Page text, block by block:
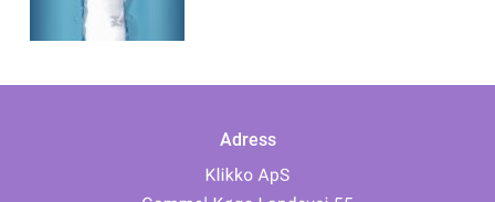
Adress